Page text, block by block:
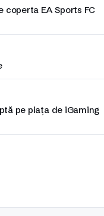
coperta EA Sports FC
pe piața de iGaming